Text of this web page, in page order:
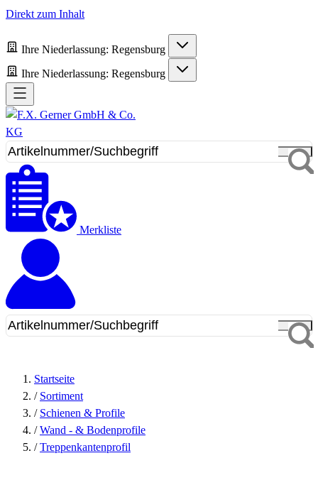
Direkt zum Inhalt
Ihre Niederlassung: Regensburg
Ihre Niederlassung: Regensburg
Merkliste
Startseite
/ Sortiment
/ Schienen & Profile
/ Wand - & Bodenprofile
/ Treppenkantenprofil